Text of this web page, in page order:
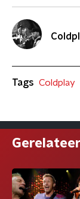
Tags Coldplay